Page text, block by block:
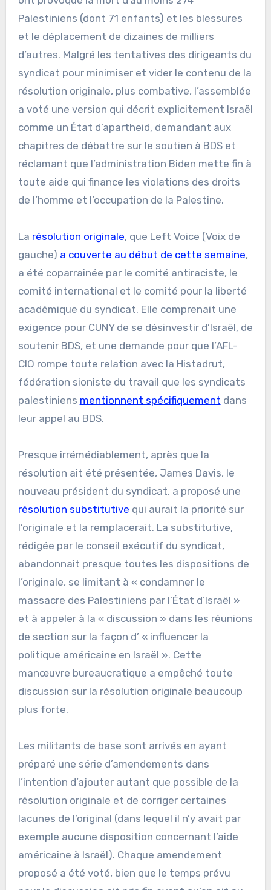
Palestiniens (dont 71 enfants) et les blessures
et le déplacement de dizaines de milliers
d’autres. Malgré les tentatives des dirigeants du
syndicat pour minimiser et vider le contenu de la
résolution originale, plus combative, l’assemblée
a voté une version qui décrit explicitement Israël
comme un État d’apartheid, demandant aux
chapitres de débattre sur le soutien à BDS et
réclamant que l’administration Biden mette fin à
toute aide qui finance les violations des droits
de l’homme et l’occupation de la Palestine.
La résolution originale, que Left Voice (Voix de
gauche) a couverte au début de cette semaine,
a été coparrainée par le comité antiraciste, le
comité international et le comité pour la liberté
académique du syndicat. Elle comprenait une
exigence pour CUNY de se désinvestir d’Israël, de
soutenir BDS, et une demande pour que l’AFL-
CIO rompe toute relation avec la Histadrut,
fédération sioniste du travail que les syndicats
palestiniens mentionnent spécifiquement dans
leur appel au BDS.
Presque irrémédiablement, après que la
résolution ait été présentée, James Davis, le
nouveau président du syndicat, a proposé une
résolution substitutive qui aurait la priorité sur
l’originale et la remplacerait. La substitutive,
rédigée par le conseil exécutif du syndicat,
abandonnait presque toutes les dispositions de
l’originale, se limitant à « condamner le
massacre des Palestiniens par l’État d’Israël »
et à appeler à la « discussion » dans les réunions
de section sur la façon d’ « influencer la
politique américaine en Israël ». Cette
manœuvre bureaucratique a empêché toute
discussion sur la résolution originale beaucoup
plus forte.
Les militants de base sont arrivés en ayant
préparé une série d’amendements dans
l’intention d’ajouter autant que possible de la
résolution originale et de corriger certaines
lacunes de l’original (dans lequel il n’y avait par
exemple aucune disposition concernant l’aide
américaine à Israël). Chaque amendement
proposé a été voté, bien que le temps prévu